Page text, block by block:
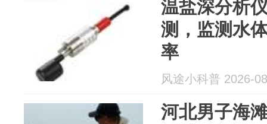
温盐深分析
测，监测水
率
风途小科普 2026-
河北男子海